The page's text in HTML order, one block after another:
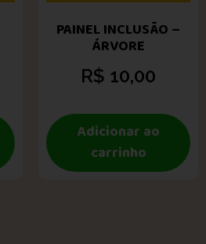
PAINEL INCLUSÃO –
ÁRVORE
R$ 10,00
Adicionar ao
carrinho